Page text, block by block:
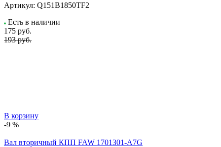
Артикул: Q151B1850TF2
Есть в наличии
175 руб.
193 руб.
В корзину
-9 %
Вал вторичный КПП FAW 1701301-A7G